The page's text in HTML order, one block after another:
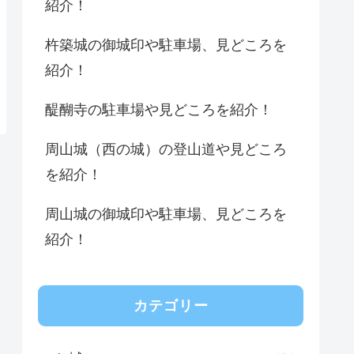
紹介！
杵築城の御城印や駐車場、見どころを
紹介！
醍醐寺の駐車場や見どころを紹介！
周山城（西の城）の登山道や見どころ
を紹介！
周山城の御城印や駐車場、見どころを
紹介！
カテゴリー